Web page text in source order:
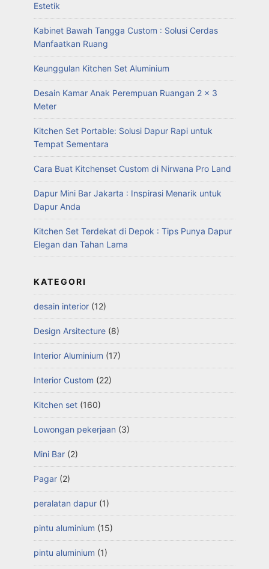
Estetik
Kabinet Bawah Tangga Custom : Solusi Cerdas
Manfaatkan Ruang
Keunggulan Kitchen Set Aluminium
Desain Kamar Anak Perempuan Ruangan 2 x 3
Meter
Kitchen Set Portable: Solusi Dapur Rapi untuk
Tempat Sementara
Cara Buat Kitchenset Custom di Nirwana Pro Land
Dapur Mini Bar Jakarta : Inspirasi Menarik untuk
Dapur Anda
Kitchen Set Terdekat di Depok : Tips Punya Dapur
Elegan dan Tahan Lama
KATEGORI
desain interior (12)
Design Arsitecture (8)
Interior Aluminium (17)
Interior Custom (22)
Kitchen set (160)
Lowongan pekerjaan (3)
Mini Bar (2)
Pagar (2)
peralatan dapur (1)
pintu aluminium (15)
pintu aluminium (1)